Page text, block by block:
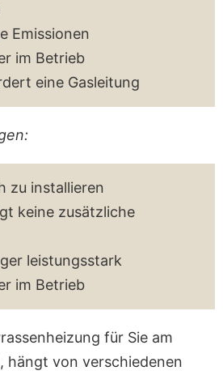
Emissionen
im Betrieb
eine Gasleitung
zu installieren
keine zusätzliche
leistungsstark
im Betrieb
für Sie am
hängt von verschiedenen